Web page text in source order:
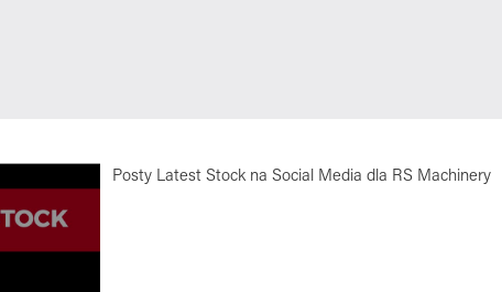
Posty Latest Stock na Social Media dla RS Machinery